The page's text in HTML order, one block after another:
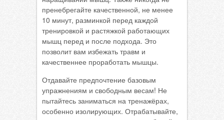
пренебрегайте качественной, не менее
10 минут, разминкой перед каждой
тренировкой и растяжкой работающих
мышц перед и после подхода. Это
позволит вам избежать травм и
качественнее проработать мышцы.
Отдавайте предпочтение базовым
упражнениям и свободным весам! Не
пытайтесь заниматься на тренажёрах,
особенно изолирующих. Отрабатывайте,